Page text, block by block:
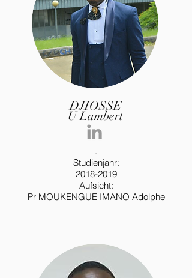
DJIOSSE
U Lambert
.
Studienjahr:
2018-2019
Aufsicht:
Pr MOUKENGUE IMANO Adolphe